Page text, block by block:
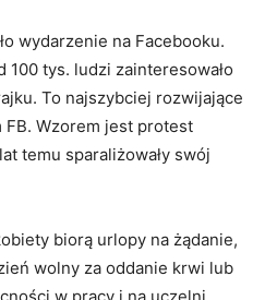
wydarzenie na Facebooku.
100 tys. ludzi zainteresowało
To najszybciej rozwijające
Wzorem jest protest
temu sparaliżowały swój
biorą urlopy na żądanie,
wolny za oddanie krwi lub